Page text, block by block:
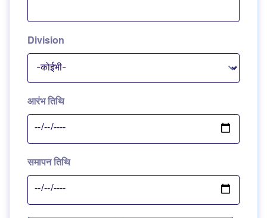
Division
आरंभ तिथि
समापन तिथि